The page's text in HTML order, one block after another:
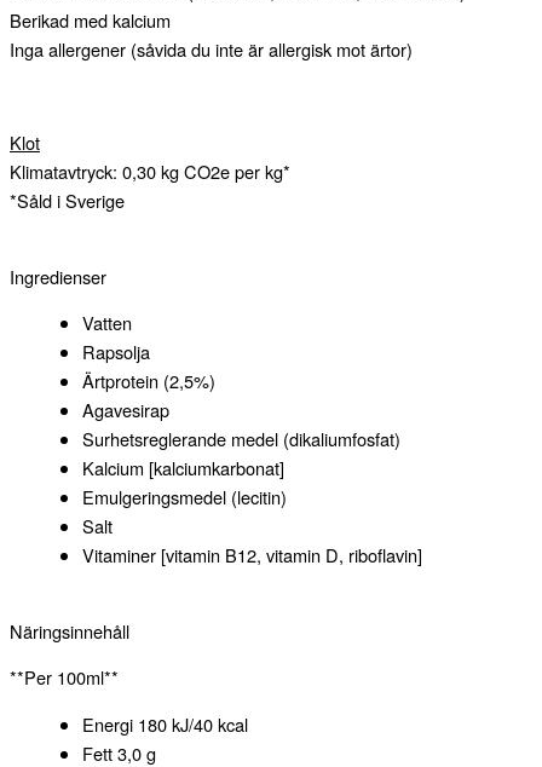
Berikad med kalcium
Inga allergener (såvida du inte är allergisk mot ärtor)
Klot
Klimatavtryck: 0,30 kg CO2e per kg*
*Såld i Sverige
Ingredienser
Vatten
Rapsolja
Ärtprotein (2,5%)
Agavesirap
Surhetsreglerande medel (dikaliumfosfat)
Kalcium [kalciumkarbonat]
Emulgeringsmedel (lecitin)
Salt
Vitaminer [vitamin B12, vitamin D, riboflavin]
Näringsinnehåll
**Per 100ml**
Energi 180 kJ/40 kcal
Fett 3,0 g